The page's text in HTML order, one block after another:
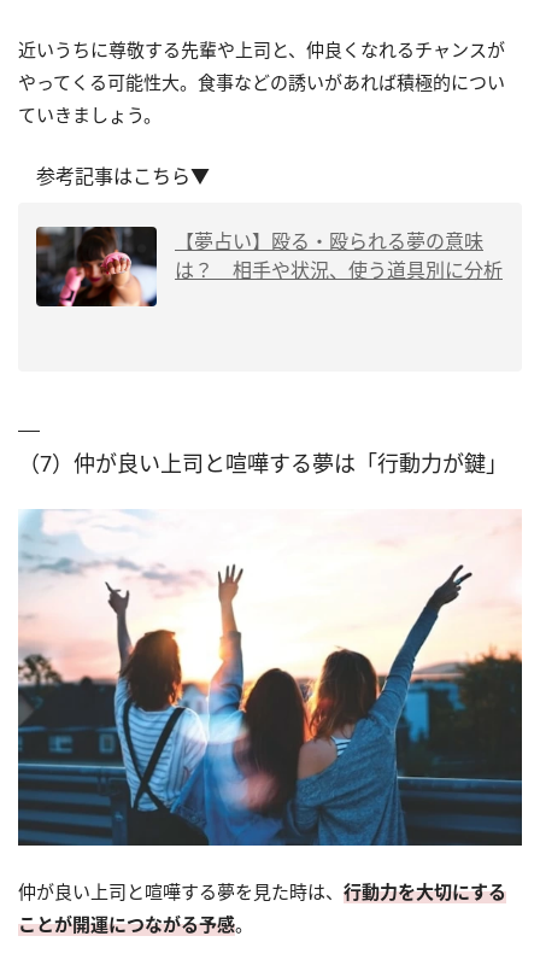
近いうちに尊敬する先輩や上司と、仲良くなれるチャンスが
やってくる可能性大。食事などの誘いがあれば積極的につい
ていきましょう。
参考記事はこちら▼
【夢占い】殴る・殴られる夢の意味
は？ 相手や状況、使う道具別に分析
（7）仲が良い上司と喧嘩する夢は「行動力が鍵」
仲が良い上司と喧嘩する夢を見た時は、 行動力を大切にする
ことが開運につながる予感。